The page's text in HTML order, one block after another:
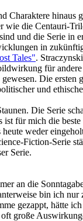
Charaktere hinaus
wie die Centauri-
und die Serie in
in
Tales".
für
Die ersten
und
Die Serie
für mich die
weder
Fiction-Serie
Serie.
an die
bin ich
gezappt, hätte
oft große